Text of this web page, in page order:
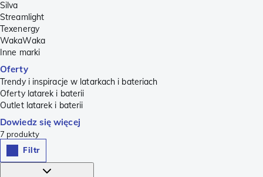
Silva
Streamlight
Texenergy
WakaWaka
Inne marki
Oferty
Trendy i inspiracje w latarkach i bateriach
Oferty latarek i baterii
Outlet latarek i baterii
Dowiedz się więcej
7 produkty
Filtr